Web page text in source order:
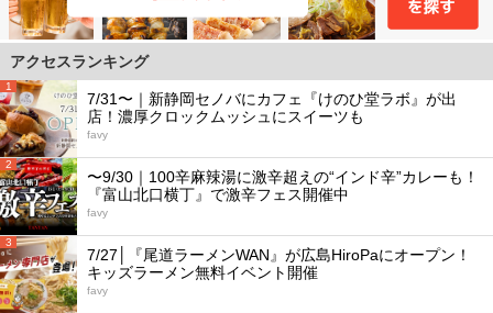
アクセスランキング
1
7/31〜｜新静岡セノバにカフェ『けのひ堂ラボ』が出
店！濃厚クロックムッシュにスイーツも
favy
2
〜9/30｜100辛麻辣湯に激辛超えの“インド辛”カレーも！
『富山北口横丁』で激辛フェス開催中
favy
3
7/27│『尾道ラーメンWAN』が広島HiroPaにオープン！
キッズラーメン無料イベント開催
favy